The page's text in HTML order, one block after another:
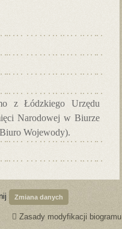
z Łódzkiego Urzędu
Narodowej w Biurze
Wojewody).
Zmiana danych
Zasady modyfikacji biogramu